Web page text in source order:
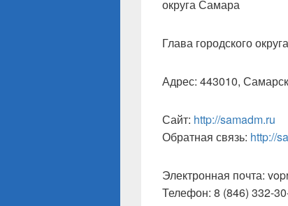
округа Самара
Глава городского
Адрес: 443010,
Сайт: http://samadm.ru
Обратная связь: http://
Электронная почта:
Телефон: 8 (846) 332-